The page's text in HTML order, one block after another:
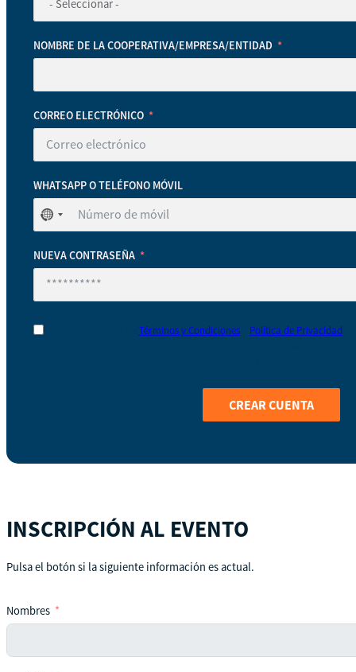
NOMBRE DE LA COOPERATIVA/EMPRESA/ENTIDAD
CORREO ELECTRÓNICO
WHATSAPP O TELÉFONO MÓVIL
No
se
ha
seleccionado
ningún
país
NUEVA CONTRASEÑA
Términos y Condicionesy Política de Privacidad
CREAR CUENTA
INSCRIPCIÓN AL EVENTO
Pulsa el botón si la siguiente información es actual.
Nombres